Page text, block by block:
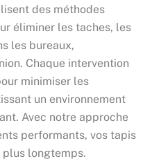
des méthodes
éliminer les taches, les
les bureaux,
Chaque intervention
minimiser les
un environnement
Avec notre approche
performants, vos tapis
longtemps.